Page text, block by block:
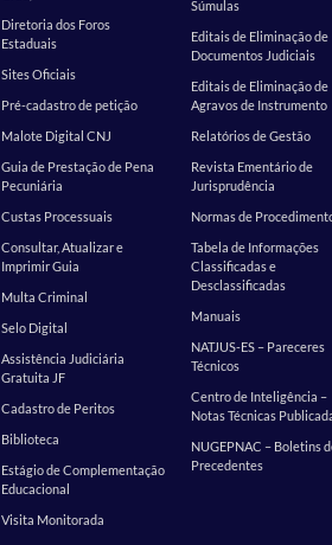
Diretoria dos Foros
Estaduais
Sites Oficiais
Pré-cadastro de petição
Malote Digital CNJ
Guia de Prestação de Pena
Pecuniária
Custas Processuais
Consultar, Atualizar e
Imprimir Guia
Multa Criminal
Selo Digital
Assistência Judiciária
Gratuita JF
Cadastro de Peritos
Biblioteca
Estágio de Complementação
Educacional
Visita Monitorada
Súmulas
Editais de Eliminação de
Documentos Judiciais
Editais de Eliminação de
Agravos de Instrumento
Relatórios de Gestão
Revista Ementário de
Jurisprudência
Normas de
Tabela de Informações
Classificadas e
Desclassificadas
Manuais
NATJUS-ES – Pareceres
Técnicos
Centro de Inteligência –
Notas Técnicas
NUGEPNAC – Boletins
Precedentes